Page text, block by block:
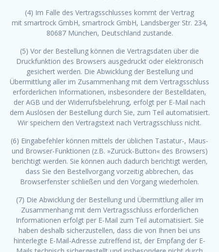
(4) Im Falle des Vertragsschlusses kommt der Vertrag
mit smartrock GmbH, smartrock GmbH, Landsberger Str. 234,
80687 München, Deutschland zustande.
(5) Vor der Bestellung können die Vertragsdaten über die
Druckfunktion des Browsers ausgedruckt oder elektronisch
gesichert werden. Die Abwicklung der Bestellung und
Übermittlung aller im Zusammenhang mit dem Vertragsschluss
erforderlichen Informationen, insbesondere der Bestelldaten,
der AGB und der Widerrufsbelehrung, erfolgt per E-Mail nach
dem Auslösen der Bestellung durch Sie, zum Teil automatisiert.
Wir speichern den Vertragstext nach Vertragsschluss nicht.
(6) Eingabefehler können mittels der üblichen Tastatur-, Maus-
und Browser-Funktionen (z.B. »Zurück-Button« des Browsers)
berichtigt werden. Sie können auch dadurch berichtigt werden,
dass Sie den Bestellvorgang vorzeitig abbrechen, das
Browserfenster schließen und den Vorgang wiederholen.
(7) Die Abwicklung der Bestellung und Übermittlung aller im
Zusammenhang mit dem Vertragsschluss erforderlichen
Informationen erfolgt per E-Mail zum Teil automatisiert. Sie
haben deshalb sicherzustellen, dass die von Ihnen bei uns
hinterlegte E-Mail-Adresse zutreffend ist, der Empfang der E-